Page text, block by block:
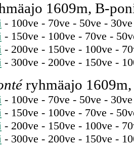
1609m, B-
- 100ve - 70ve - 50ve -
- 150ve - 100ve - 70ve -
- 200ve - 150ve - 100ve -
- 300ve - 200ve - 150ve -
ryhmäajo
- 100ve - 70ve - 50ve -
- 150ve - 100ve - 70ve -
- 200ve - 150ve - 100ve -
- 300ve - 200ve - 150ve -